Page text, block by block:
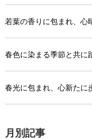
若葉の香りに包まれ、心
春色に染まる季節と共に
春光に包まれ、心新たに
月別記事